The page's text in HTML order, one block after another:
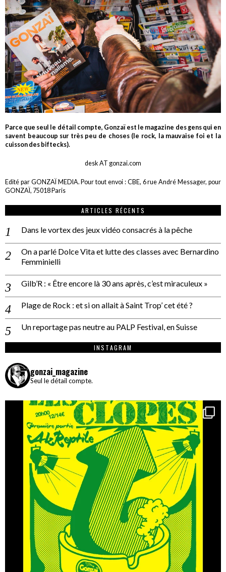
Parce que seul le détail compte, Gonzaï est le magazine des gens qui en
savent beaucoup sur très peu de choses (le rock, la mauvaise foi et la
cuisson des biftecks).
desk AT gonzai.com
Edité par GONZAÏ MEDIA. Pour tout envoi : CBE, 6 rue André Messager, pour
GONZAÏ, 75018 Paris
ARTICLES RÉCENTS
Dans le vortex des jeux vidéo consacrés à la pêche
On a parlé Dolce Vita et lutte des classes avec Bernardino
Femminielli
Gilb’R : « Être encore là 30 ans après, c’est miraculeux »
Plage de Rock : et si on allait à Saint Trop’ cet été ?
Un reportage pas neutre au PALP Festival, en Suisse
INSTAGRAM
gonzai_magazine
Seul le détail compte.